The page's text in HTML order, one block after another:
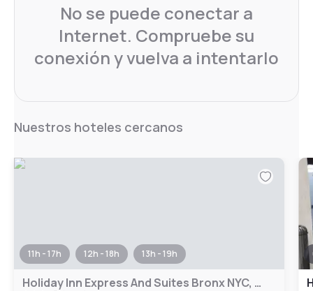
No se puede conectar a
Internet. Compruebe su
conexión y vuelva a intentarlo
Nuestros hoteles cercanos
11h - 17h 12h - 18h 13h - 19h
Holiday Inn Express And Suites Bronx NYC, an IHG Hotel